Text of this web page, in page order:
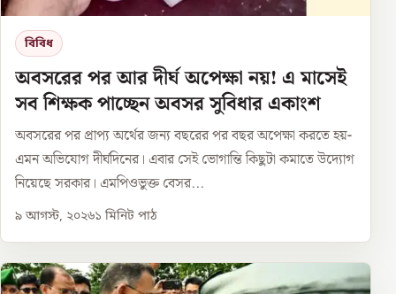
বিবিধ
অবসরের পর আর দীর্ঘ অপেক্ষা নয়! এ মাসেই
সব শিক্ষক পাচ্ছেন অবসর সুবিধার একাংশ
অবসরের পর প্রাপ্য অর্থের জন্য বছরের পর বছর অপেক্ষা করতে হয়-
এমন অভিযোগ দীর্ঘদিনের। এবার সেই ভোগান্তি কিছুটা কমাতে উদ্যোগ
নিয়েছে সরকার। এমপিওভুক্ত বেসর...
৯ আগস্ট, ২০২৬১ মিনিট পাঠ